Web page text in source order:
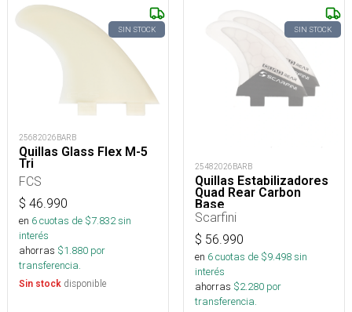
SIN STOCK
25682026BARB
Quillas Glass Flex M-5
Tri
FCS
$ 46.990
en 6cuotas de $7.832sin
interés
ahorras $1.880 por
transferencia.
Sin stock disponible
SIN STOCK
25482026BARB
Quillas Estabilizadores
Quad Rear Carbon
Base
Scarfini
$ 56.990
en 6cuotas de $9.498sin
interés
ahorras $2.280 por
transferencia.